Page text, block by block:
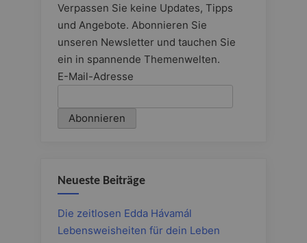
Verpassen Sie keine Updates, Tipps
und Angebote. Abonnieren Sie
unseren Newsletter und tauchen Sie
ein in spannende Themenwelten.
E-Mail-Adresse
Neueste Beiträge
Die zeitlosen Edda Hávamál
Lebensweisheiten für dein Leben